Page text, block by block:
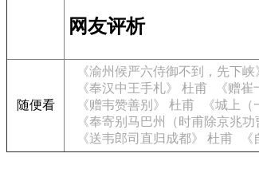
网友评析
随便看
《渝州候严六侍御不到，先下峡
《奉汉中王手札》 杜甫
《赠
《赠韦赞善别》 杜甫
《城上
《奉寄别马巴州（时甫除京兆
《送韦郎司直归成都》 杜甫